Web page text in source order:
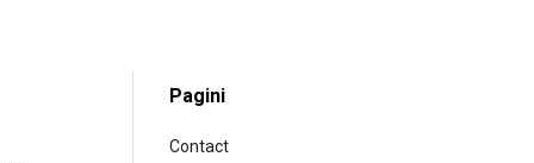
Pagini
Contact